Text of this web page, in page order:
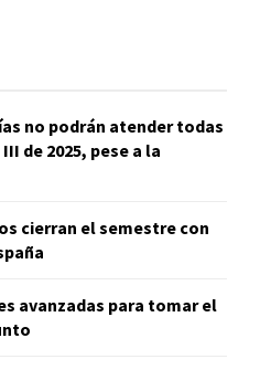
no podrán atender todas
de 2025, pese a la
cierran el semestre con
avanzadas para tomar el